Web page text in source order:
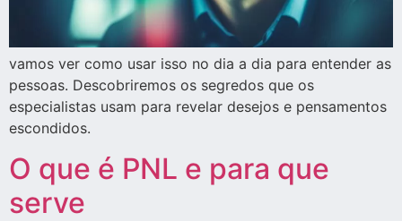
vamos ver como usar isso no dia a dia para entender as
pessoas. Descobriremos os segredos que os
especialistas usam para revelar desejos e pensamentos
escondidos.
O que é PNL e para que
serve